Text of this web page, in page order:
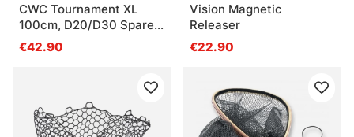
CWC Tournament XL
100cm, D20/D30 Spare
Net
€42.90
Vision Magnetic
Releaser
€22.90